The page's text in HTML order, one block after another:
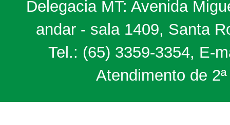
Delegacia MT: Avenida
andar - sala 1409, Santa
Tel.: (65) 3359-3354, E-
Atendimento de